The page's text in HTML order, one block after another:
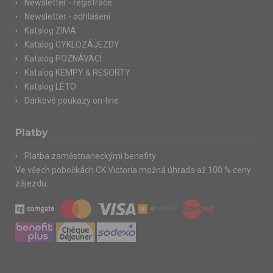
Newsletter - registrace
Newsletter - odhlášení
Katalog ZIMA
Katalog CYKLOZÁJEZDY
Katalog POZNÁVACÍ
Katalog KEMPY & RESORTY
Katalog LÉTO
Dárkové poukazy on-line
Platby
Platba zaměstnaneckými benefity
Ve všech pobočkách CK Victoria možná úhrada až 100 % ceny
zájezdu.